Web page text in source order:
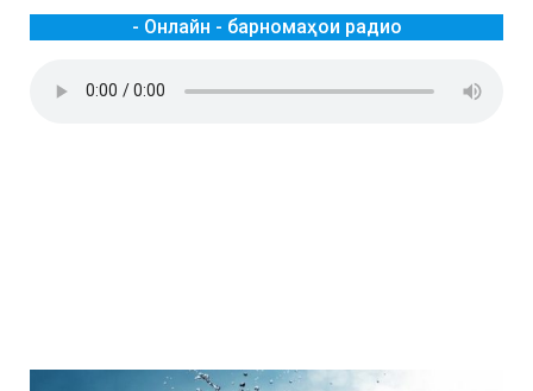
- Онлайн - барномаҳои радио